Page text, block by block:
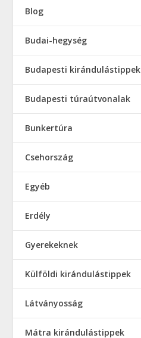
Blog
Budai-hegység
Budapesti kirándulástippek
Budapesti túraútvonalak
Bunkertúra
Csehország
Egyéb
Erdély
Gyerekeknek
Külföldi kirándulástippek
Látványosság
Mátra kirándulástippek